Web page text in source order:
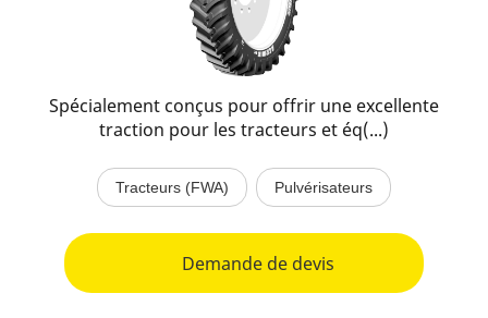
Spécialement conçus pour offrir une excellente
traction pour les tracteurs et éq(...)
Tracteurs (FWA) Pulvérisateurs
Demande de devis